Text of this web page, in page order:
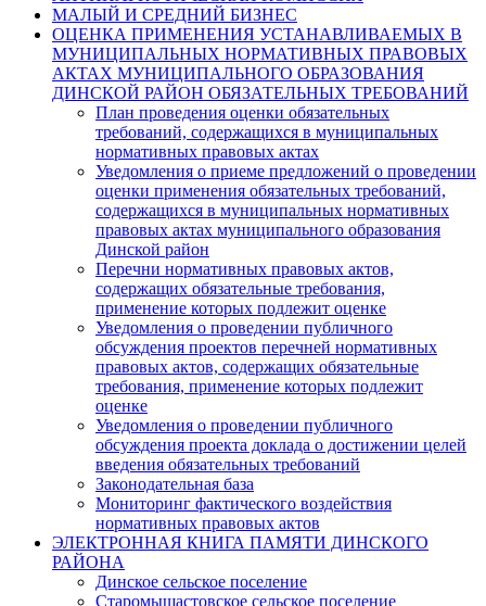
МАЛЫЙ И СРЕДНИЙ БИЗНЕС
ОЦЕНКА ПРИМЕНЕНИЯ УСТАНАВЛИВАЕМЫХ В
МУНИЦИПАЛЬНЫХ НОРМАТИВНЫХ ПРАВОВЫХ
АКТАХ МУНИЦИПАЛЬНОГО ОБРАЗОВАНИЯ
ДИНСКОЙ РАЙОН ОБЯЗАТЕЛЬНЫХ ТРЕБОВАНИЙ
План проведения оценки обязательных
требований, содержащихся в муниципальных
нормативных правовых актах
Уведомления о приеме предложений о проведении
оценки применения обязательных требований,
содержащихся в муниципальных нормативных
правовых актах муниципального образования
Динской район
Перечни нормативных правовых актов,
содержащих обязательные требования,
применение которых подлежит оценке
Уведомления о проведении публичного
обсуждения проектов перечней нормативных
правовых актов, содержащих обязательные
требования, применение которых подлежит
оценке
Уведомления о проведении публичного
обсуждения проекта доклада о достижении целей
введения обязательных требований
Законодательная база
Мониторинг фактического воздействия
нормативных правовых актов
ЭЛЕКТРОННАЯ КНИГА ПАМЯТИ ДИНСКОГО
РАЙОНА
Динское сельское поселение
Старомышастовское сельское поселение